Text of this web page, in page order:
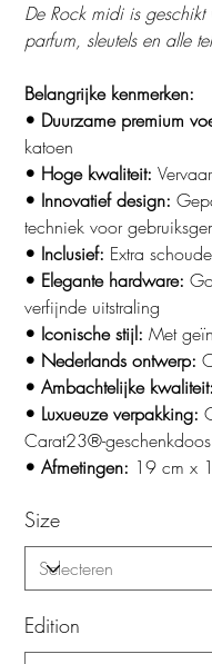
De Rock midi is
parfum, sleutels en alle
Belangrijke kenmerken:
• Duurzame premium
katoen
• Hoge kwaliteit:
• Innovatief design:
techniek voor
• Inclusief: Extra
• Elegante hardware:
verfijnde uitstraling
• Iconische stijl:Met
• Nederlands ontwerp:
• Ambachtelijke kwaliteit:
• Luxueuze verpakking:
Carat23®-geschenkdoos
• Afmetingen: 19 cm x
Size
Edition